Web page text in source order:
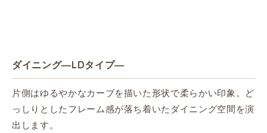
ダイニング―LDタイプ―
片側はゆるやかなカーブを描いた形状で柔らかい印象。ど
っしりとしたフレーム感が落ち着いたダイニング空間を演
出します。